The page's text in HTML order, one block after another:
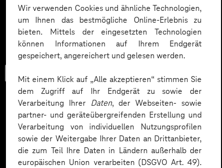
Wir verwenden Cookies und ähnliche Technologien,
um Ihnen das bestmögliche Online-Erlebnis zu
bieten. Mittels der eingesetzten Technologien
können Informationen auf Ihrem Endgerät
gespeichert, angereichert und gelesen werden.
Mit einem Klick auf „Alle akzeptieren“ stimmen Sie
dem Zugriff auf Ihr Endgerät zu sowie der
Verarbeitung Ihrer Daten, der Webseiten- sowie
partner- und geräteübergreifenden Erstellung und
Verarbeitung von individuellen Nutzungsprofilen
sowie der Weitergabe Ihrer Daten an Drittanbieter,
die zum Teil Ihre Daten in Ländern außerhalb der
europäischen Union verarbeiten (DSGVO Art. 49).
Blitzschnell mit
Hyperautomation.